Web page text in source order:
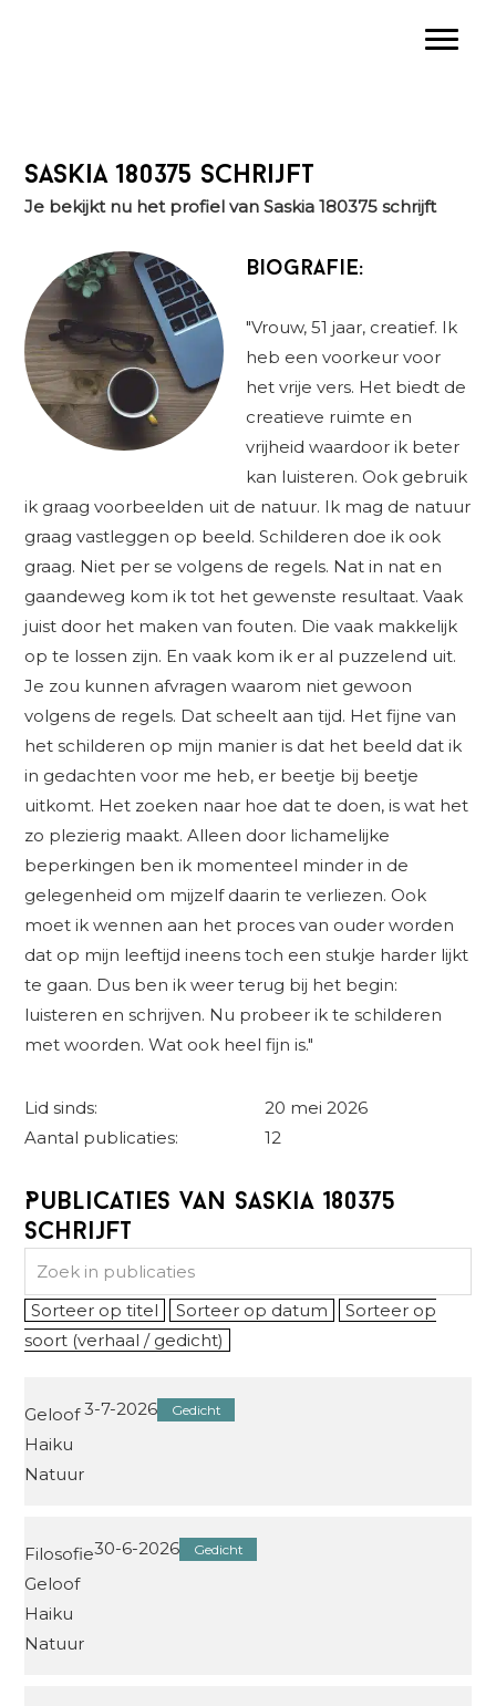
Saskia 180375 schrijft
Je bekijkt nu het profiel van Saskia 180375 schrijft
Biografie:
"Vrouw, 51 jaar, creatief. Ik
heb een voorkeur voor
het vrije vers. Het biedt de
creatieve ruimte en
vrijheid waardoor ik beter
kan luisteren. Ook gebruik
ik graag voorbeelden uit de natuur. Ik mag de natuur
graag vastleggen op beeld. Schilderen doe ik ook
graag. Niet per se volgens de regels. Nat in nat en
gaandeweg kom ik tot het gewenste resultaat. Vaak
juist door het maken van fouten. Die vaak makkelijk
op te lossen zijn. En vaak kom ik er al puzzelend uit.
Je zou kunnen afvragen waarom niet gewoon
volgens de regels. Dat scheelt aan tijd. Het fijne van
het schilderen op mijn manier is dat het beeld dat ik
in gedachten voor me heb, er beetje bij beetje
uitkomt. Het zoeken naar hoe dat te doen, is wat het
zo plezierig maakt. Alleen door lichamelijke
beperkingen ben ik momenteel minder in de
gelegenheid om mijzelf daarin te verliezen. Ook
moet ik wennen aan het proces van ouder worden
dat op mijn leeftijd ineens toch een stukje harder lijkt
te gaan. Dus ben ik weer terug bij het begin:
luisteren en schrijven. Nu probeer ik te schilderen
met woorden. Wat ook heel fijn is."
Lid sinds:
20 mei 2026
Aantal publicaties:
12
Publicaties van Saskia 180375
schrijft
Sorteer op titel Sorteer op datum
Sorteer op
soort (verhaal / gedicht)
Geloof
Haiku
Natuur
3-7-2026 Gedicht
Filosofie
Geloof
Haiku
Natuur
30-6-2026 Gedicht